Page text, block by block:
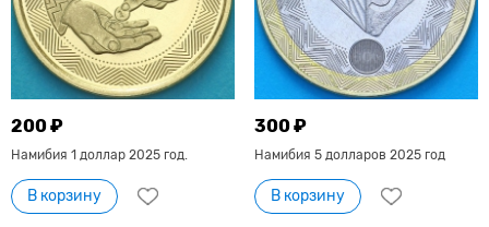
200 ₽
Намибия 1 доллар 2025 год.
В корзину
300 ₽
Намибия 5 долларов 2025 год
В корзину